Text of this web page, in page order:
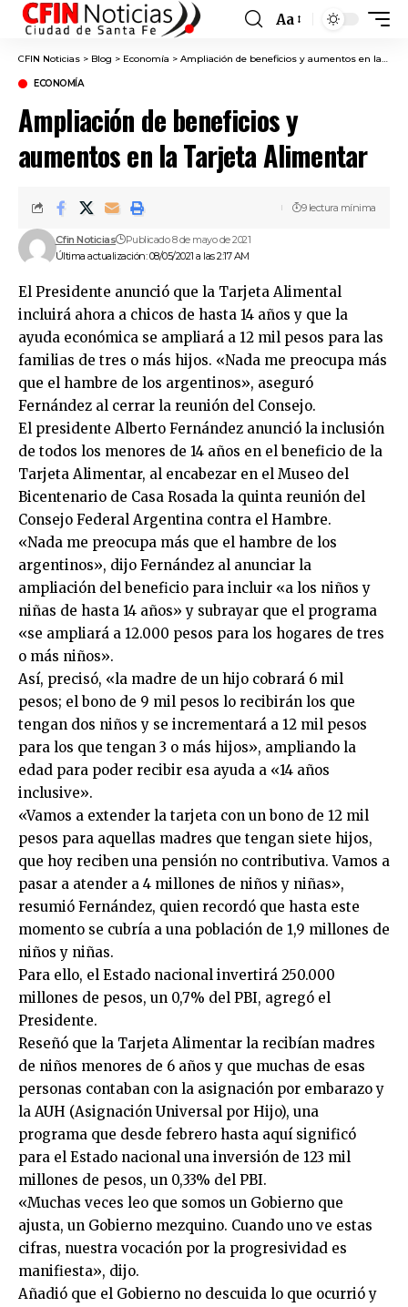
Font
Resizer
Aa
CFIN Noticias > Blog > Economía > Ampliación de beneficios y aumentos en la Tarjeta Alimentar
ECONOMÍA
Ampliación de beneficios y
aumentos en la Tarjeta Alimentar
Última actualización: 08/05/2021 a las 2:17 AM
Cfin Noticias Publicado 8 de mayo de 2021
9 lectura mínima
El Presidente anunció que la Tarjeta Alimental
incluirá ahora a chicos de hasta 14 años y que la
ayuda económica se ampliará a 12 mil pesos para las
familias de tres o más hijos. «Nada me preocupa más
que el hambre de los argentinos», aseguró
Fernández al cerrar la reunión del Consejo.
El presidente Alberto Fernández anunció la inclusión
de todos los menores de 14 años en el beneficio de la
Tarjeta Alimentar, al encabezar en el Museo del
Bicentenario de Casa Rosada la quinta reunión del
Consejo Federal Argentina contra el Hambre.
«Nada me preocupa más que el hambre de los
argentinos», dijo Fernández al anunciar la
ampliación del beneficio para incluir «a los niños y
niñas de hasta 14 años» y subrayar que el programa
«se ampliará a 12.000 pesos para los hogares de tres
o más niños».
Así, precisó, «la madre de un hijo cobrará 6 mil
pesos; el bono de 9 mil pesos lo recibirán los que
tengan dos niños y se incrementará a 12 mil pesos
para los que tengan 3 o más hijos», ampliando la
edad para poder recibir esa ayuda a «14 años
inclusive».
«Vamos a extender la tarjeta con un bono de 12 mil
pesos para aquellas madres que tengan siete hijos,
que hoy reciben una pensión no contributiva. Vamos a
pasar a atender a 4 millones de niños y niñas»,
resumió Fernández, quien recordó que hasta este
momento se cubría a una población de 1,9 millones de
niños y niñas.
Para ello, el Estado nacional invertirá 250.000
millones de pesos, un 0,7% del PBI, agregó el
Presidente.
Reseñó que la Tarjeta Alimentar la recibían madres
de niños menores de 6 años y que muchas de esas
personas contaban con la asignación por embarazo y
la AUH (Asignación Universal por Hijo), una
programa que desde febrero hasta aquí significó
para el Estado nacional una inversión de 123 mil
millones de pesos, un 0,33% del PBI.
«Muchas veces leo que somos un Gobierno que
ajusta, un Gobierno mezquino. Cuando uno ve estas
cifras, nuestra vocación por la progresividad es
manifiesta», dijo.
Añadió que el Gobierno no descuida lo que ocurrió y